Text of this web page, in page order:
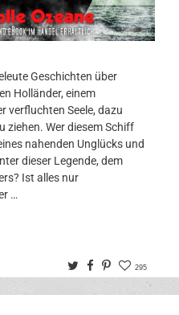
Geschichten über
Holländer, einem
verfluchten Seele, dazu
ziehen. Wer diesem Schiff
nahenden Unglücks und
dieser Legende, dem
Ist alles nur
…
TwitterFacebook
Pinterest
295